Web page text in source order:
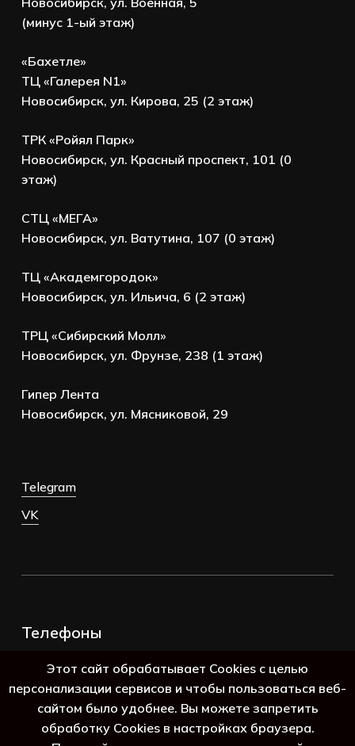
(минус 1-ый этаж)
«Бахетле»
ТЦ «Галерея N1»
Новосибирск, ул. Кирова, 25 (2 этаж)
ТРК «Ройял Парк»
Новосибирск, ул. Красный проспект, 101 (0
этаж)
СТЦ «МЕГА»
Новосибирск, ул. Ватутина, 107 (0 этаж)
ТЦ «Академгородок»
Новосибирск, ул. Ильича, 6 (2 этаж)
ТРЦ «Сибирский Молл»
Новосибирск, ул. Фрунзе, 238 (1 этаж)
Гипер Лента
Новосибирск, ул. Мясниковой, 29
Telegram
VK
Телефоны
8 (800) 250-69-39
Этот сайт обрабатывает Cookies с целью
персонализации сервисов и чтобы пользоваться веб-
сайтом было удобнее. Вы можете запретить
обработку Cookies в настройках браузера.